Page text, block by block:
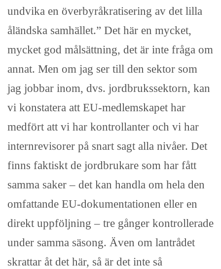
undvika en överbyråkratisering av det lilla
åländska samhället.” Det här en mycket,
mycket god målsättning, det är inte fråga om
annat. Men om jag ser till den sektor som
jag jobbar inom, dvs. jordbrukssektorn, kan
vi konstatera att EU-medlemskapet har
medfört att vi har kontrollanter och vi har
internrevisorer på snart sagt alla nivåer. Det
finns faktiskt de jordbrukare som har fått
samma saker – det kan handla om hela den
omfattande EU-dokumentationen eller en
direkt uppföljning – tre gånger kontrollerade
under samma säsong. Även om lantrådet
skrattar åt det här, så är det inte så